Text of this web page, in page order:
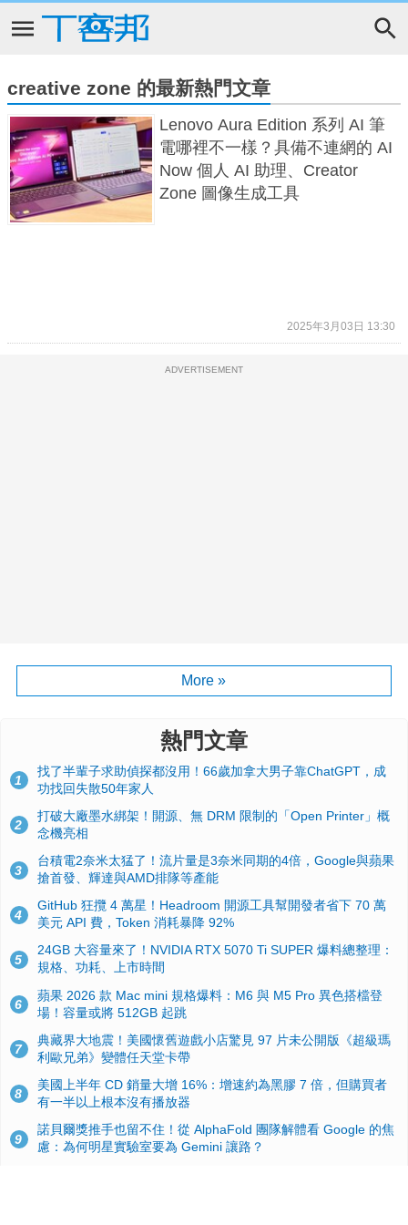
creative zone 的最新熱門文章
Lenovo Aura Edition 系列 AI 筆
電哪裡不一樣？具備不連網的 AI
Now 個人 AI 助理、Creator
Zone 圖像生成工具
2025年3月03日 13:30
ADVERTISEMENT
More »
熱門文章
1
找了半輩子求助偵探都沒用！66歲加拿大男子靠ChatGPT，成
功找回失散50年家人
2
打破大廠墨水綁架！開源、無 DRM 限制的「Open Printer」概
念機亮相
3
台積電2奈米太猛了！流片量是3奈米同期的4倍，Google與蘋果
搶首發、輝達與AMD排隊等產能
4
GitHub 狂攬 4 萬星！Headroom 開源工具幫開發者省下 70 萬
美元 API 費，Token 消耗暴降 92%
5
24GB 大容量來了！NVIDIA RTX 5070 Ti SUPER 爆料總整理：
規格、功耗、上市時間
6
蘋果 2026 款 Mac mini 規格爆料：M6 與 M5 Pro 異色搭檔登
場！容量或將 512GB 起跳
7
典藏界大地震！美國懷舊遊戲小店驚見 97 片未公開版《超級瑪
利歐兄弟》變體任天堂卡帶
8
美國上半年 CD 銷量大增 16%：增速約為黑膠 7 倍，但購買者
有一半以上根本沒有播放器
9
諾貝爾獎推手也留不住！從 AlphaFold 團隊解體看 Google 的焦
慮：為何明星實驗室要為 Gemini 讓路？